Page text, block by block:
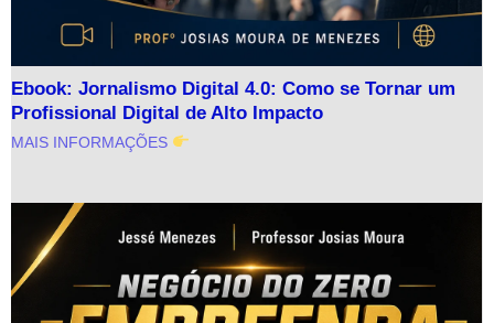
Ebook: Jornalismo Digital 4.0: Como se Tornar um
Profissional Digital de Alto Impacto
MAIS INFORMAÇÕES